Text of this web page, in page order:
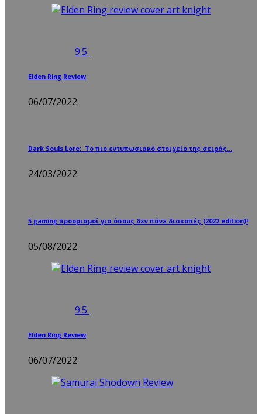
9.5
Elden Ring Review
06/07/2022
Dark Souls Lore: Το πιο εντυπωσιακό στοιχείο της σειράς…
24/03/2022
5 gaming προορισμοί για όσους δεν πάνε διακοπές (2022 edition)!
05/08/2022
9.5
Elden Ring Review
06/07/2022